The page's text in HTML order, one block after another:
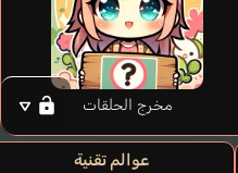
مخرج الحلقات
Takarada Rikka
عوالم تقنية